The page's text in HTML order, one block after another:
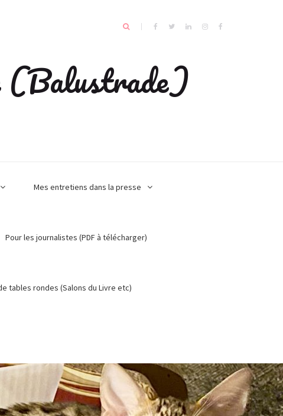
(Balustrade)
Mes entretiens dans la presse
Pour les journalistes (PDF à télécharger)
tables rondes (Salons du Livre etc)